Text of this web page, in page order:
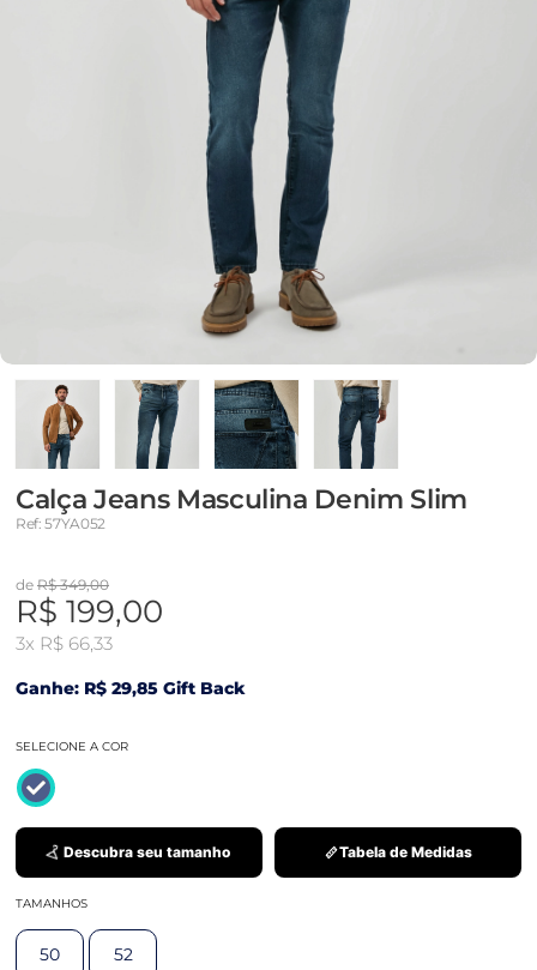
Calça Jeans Masculina Denim Slim
Ref: 57YA052
de R$ 349,00
R$ 199,00
3x R$ 66,33
Ganhe: R$ 29,85 Gift Back
SELECIONE A COR
Descubra seu tamanho Tabela de Medidas
TAMANHOS
50 52